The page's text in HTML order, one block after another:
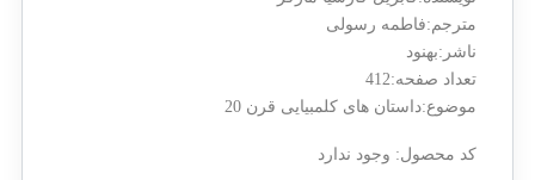
مترجم:فاطمه رسولی
ناشر:بهنود
تعداد صفحه:412
موضوع:داستان های کلمبیایی قرن 20
کد محصول: وجود ندارد